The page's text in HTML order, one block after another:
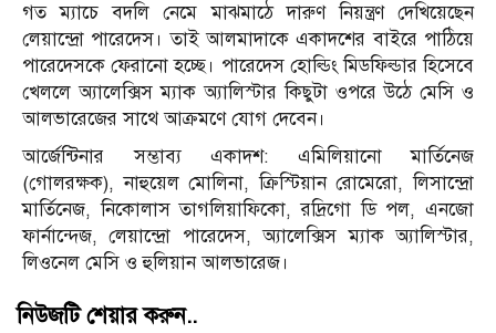
গত ম্যাচে বদলি নেমে মাঝমাঠে দারুণ নিয়ন্ত্রণ দেখিয়েছেন
লেয়ান্দ্রো পারেদেস। তাই আলমাদাকে একাদশের বাইরে পাঠিয়ে
পারেদেসকে ফেরানো হচ্ছে। পারেদেস হোল্ডিং মিডফিল্ডার হিসেবে
খেললে অ্যালেক্সিস ম্যাক অ্যালিস্টার কিছুটা ওপরে উঠে মেসি ও
আলভারেজের সাথে আক্রমণে যোগ দেবেন।
আর্জেন্টিনার সম্ভাব্য একাদশ: এমিলিয়ানো মার্তিনেজ
(গোলরক্ষক), নাহুয়েল মোলিনা, ক্রিস্টিয়ান রোমেরো, লিসান্দ্রো
মার্তিনেজ, নিকোলাস তাগলিয়াফিকো, রদ্রিগো ডি পল, এনজো
ফার্নান্দেজ, লেয়ান্দ্রো পারেদেস, অ্যালেক্সিস ম্যাক অ্যালিস্টার,
লিওনেল মেসি ও হুলিয়ান আলভারেজ।
নিউজটি শেয়ার করুন..